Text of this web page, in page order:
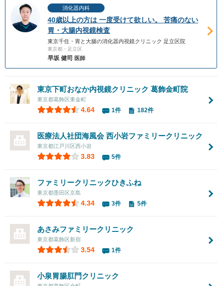
消化器内科
40歳以上の方は 一度受けて欲しい。 苦痛のない
胃・大腸内視鏡検査
東京千住・胃と大腸の消化器内視鏡クリニック 足立区院
東京都・足立区
早坂 健司 医師
東京下町おなか内視鏡クリニック 葛飾金町院
東京都葛飾区東金町
4.64 1件 182件
医療法人社団海風会 西小岩ファミリークリニック
東京都江戸川区西小岩
3.83 5件
ファミリークリニックひきふね
東京都墨田区京島
4.34 3件 5件
あさみファミリークリニック
東京都葛飾区新宿
3.54 1件
小泉胃腸肛門クリニック